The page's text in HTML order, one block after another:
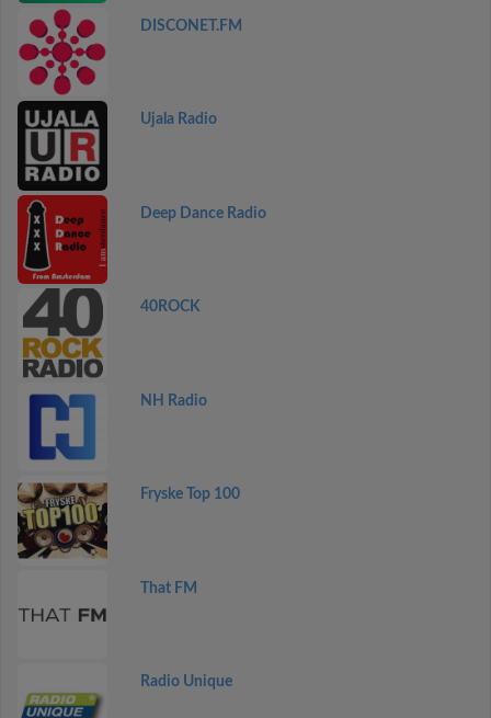
DISCONET.FM
Ujala Radio
Deep Dance Radio
40ROCK
NH Radio
Fryske Top 100
That FM
Radio Unique